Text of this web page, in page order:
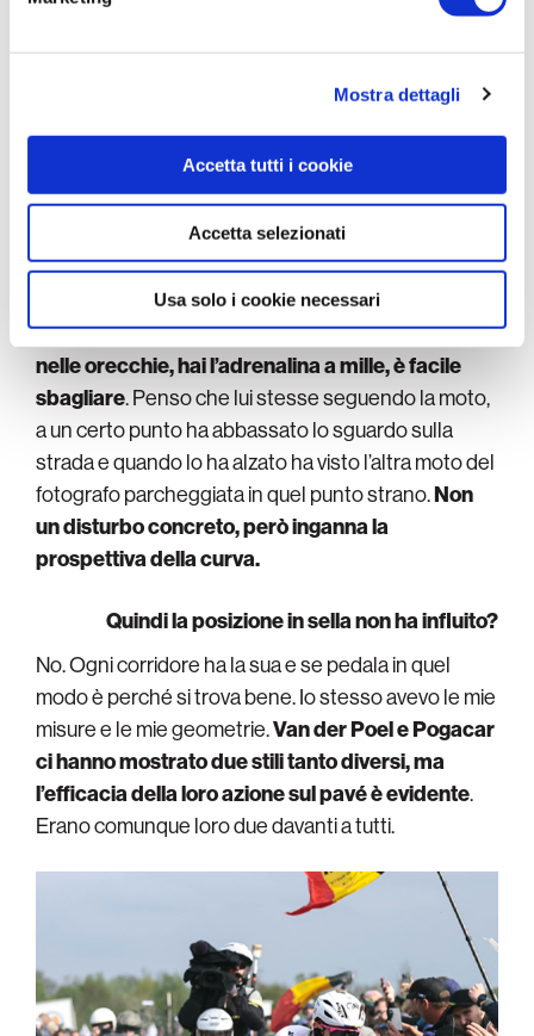
annunci, per fornire funzionalità dei social media e per
analizzare il nostro traffico. Condividiamo inoltre
nostri partner che si occupano di analisi dei dati web,
pubblicità e social media, i quali potrebbero combinarle
con altre informazioni che ha fornito loro o che hanno
raccolto dal suo utilizzo dei loro servizi.
Mostra dettagli
Accetta tutti i cookie
Accetta selezionati
Usa solo i cookie necessari
sloveno usa le manopole dei freni
In quei momenti di gara sei a tutta, inoltre Pogacar
stava spingendo per tentare un allungo.
bicicletta sbatte da tutte le parti, la gente ti urla
nelle orecchie, hai l’adrenalina a mille, è facile
sbagliare. Penso che lui stesse seguendo la moto,
a un certo punto ha abbassato lo sguardo sulla
strada e quando lo ha alzato ha visto l’altra moto del
fotografo parcheggiata in quel punto strano.Non
un disturbo concreto, però inganna la
prospettiva della curva.
Quindi la posizione in sella non ha influito?
No. Ogni corridore ha la sua e se pedala in quel
modo è perché si trova bene. Io stesso avevo le mie
misure e le mie geometrie.Van der Poel e Pogacar
ci hanno mostrato due stili tanto diversi, ma
l’efficacia della loro azione sul pavé è evidente.
Erano comunque loro due davanti a tutti.